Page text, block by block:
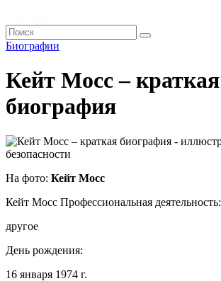
Биографии
Кейт Мосс – краткая
биография
На фото: Кейт Мосс
Кейт Мосс Профессиональная деятельность:
другое
День рождения:
16 января 1974 г.